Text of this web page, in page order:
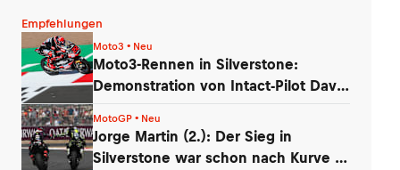
Empfehlungen
Moto3 • Neu
Moto3-Rennen in Silverstone:
Demonstration von Intact-Pilot David
MotoGP • Neu
Jorge Martin (2.): Der Sieg in
Silverstone war schon nach Kurve 1